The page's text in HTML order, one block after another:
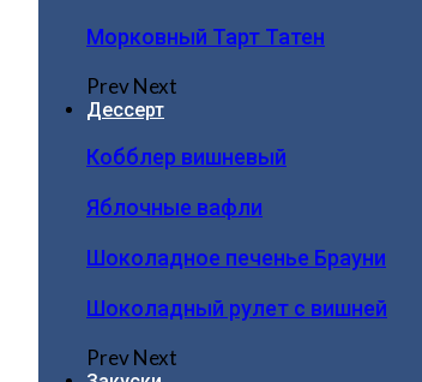
Морковный Тарт Татен
PrevNext
Дессерт
Кобблер вишневый
Яблочные вафли
Шоколадное печенье Брауни
Шоколадный рулет с вишней
PrevNext